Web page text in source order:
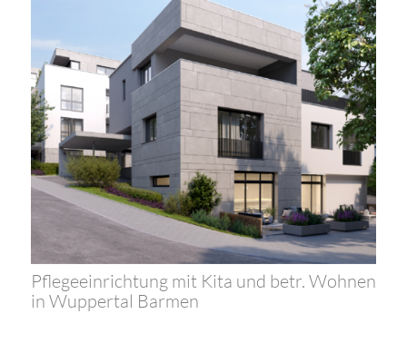
Pflegeeinrichtung mit Kita und betr. Wohnen
in Wuppertal Barmen